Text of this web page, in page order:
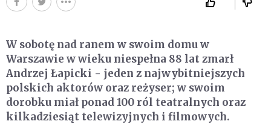
W sobotę nad ranem w swoim domu w
Warszawie w wieku niespełna 88 lat zmarł
Andrzej Łapicki - jeden z najwybitniejszych
polskich aktorów oraz reżyser; w swoim
dorobku miał ponad 100 ról teatralnych oraz
kilkadziesiąt telewizyjnych i filmowych.